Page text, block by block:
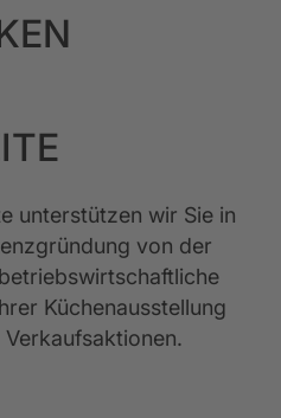
unterstützen wir Sie in
von der
Küchenausstellung